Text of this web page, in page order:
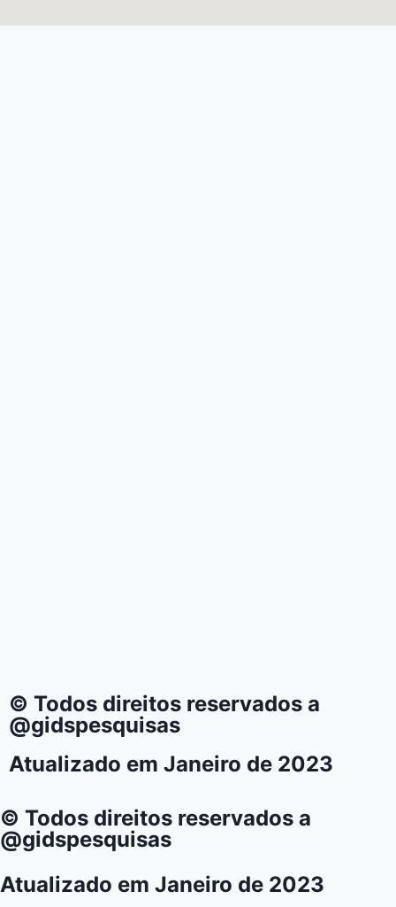
© Todos direitos reservados a
@gidspesquisas
Atualizado em Janeiro de 2023
© Todos direitos reservados a
@gidspesquisas
Atualizado em Janeiro de 2023